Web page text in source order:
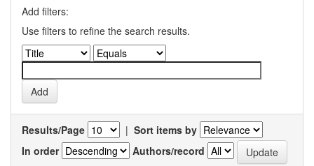
Add filters:
Use filters to refine the search results.
Results/Page | Sort items by
In order
Authors/record